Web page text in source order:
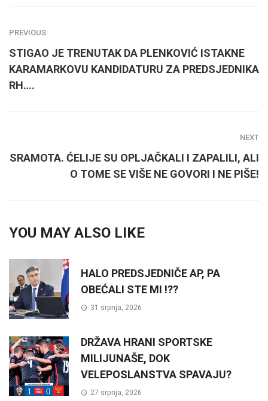
PREVIOUS
STIGAO JE TRENUTAK DA PLENKOVIĆ ISTAKNE
KARAMARKOVU KANDIDATURU ZA PREDSJEDNIKA
RH….
NEXT
SRAMOTA. ĆELIJE SU OPLJAČKALI I ZAPALILI, ALI
O TOME SE VIŠE NE GOVORI I NE PIŠE!
YOU MAY ALSO LIKE
HALO PREDSJEDNIČE AP, PA
OBEĆALI STE MI !??
31 srpnja, 2026
DRŽAVA HRANI SPORTSKE
MILIJUNAŠE, DOK
VELEPOSLANSTVA SPAVAJU?
27 srpnja, 2026